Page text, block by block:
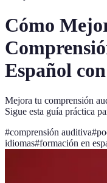
Cómo
Español
Mejora tu comprensión
Sigue esta guía práctica
#comprensión auditiva#
idiomas#formación en